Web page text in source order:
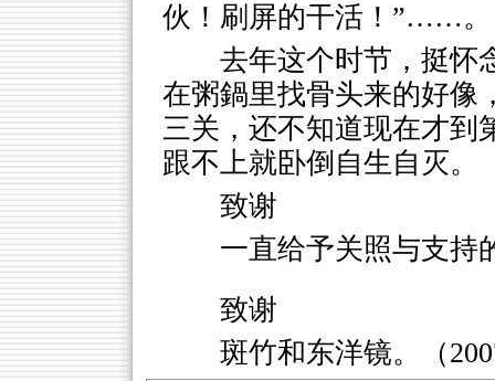
伙！刷屏的干活！”……。
去年这个时节，挺怀
在粥鍋里找骨头来的好像
三关，还不知道现在才到
跟不上就卧倒自生自灭。
致谢
一直给予关照与支持
致谢
斑竹和东洋镜。（